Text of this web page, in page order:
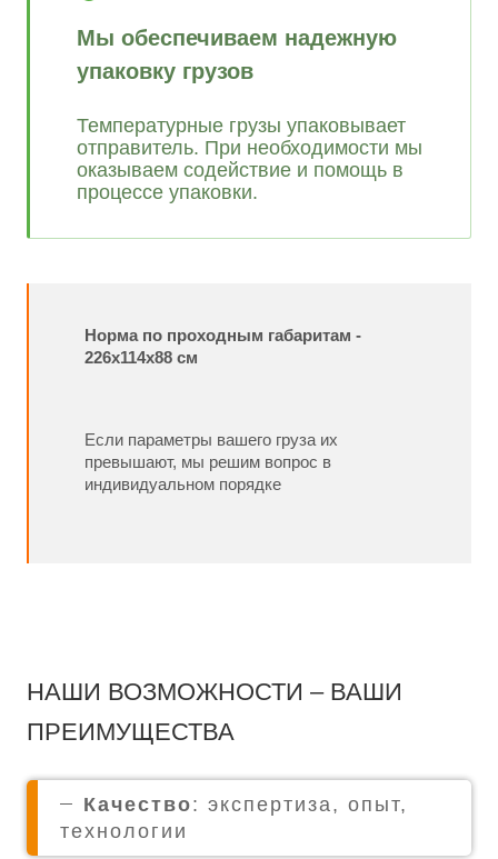
Мы обеспечиваем надежную
упаковку грузов
Температурные грузы упаковывает
отправитель. При необходимости мы
оказываем содействие и помощь в
процессе упаковки.
Норма по проходным габаритам -
226х114х88 см
Если параметры вашего груза их
превышают, мы решим вопрос в
индивидуальном порядке
НАШИ ВОЗМОЖНОСТИ – ВАШИ
ПРЕИМУЩЕСТВА
Качество: экспертиза, опыт,
технологии